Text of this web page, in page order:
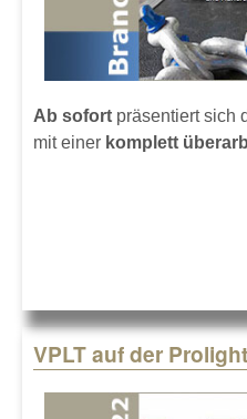
Ab sofort präsentiert sich
mit einer komplett
VPLT auf der